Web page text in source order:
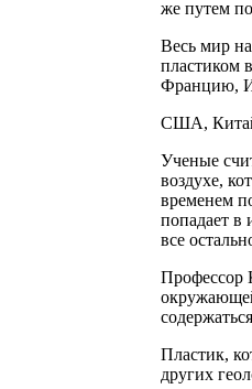
же путем
Весь мир
пластиком
Францию,
США,
Ученые
воздухе,
временем
попадает в
все
Профессор
Пластик,
других